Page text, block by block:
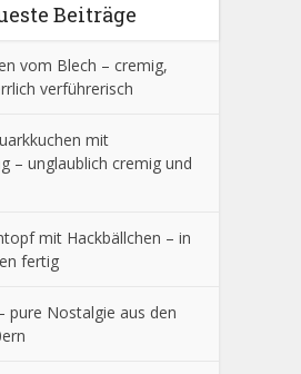
Beiträge
vom Blech – cremig,
verführerisch
mit
– unglaublich cremig und
mit Hackbällchen – in
fertig
pure Nostalgie aus den